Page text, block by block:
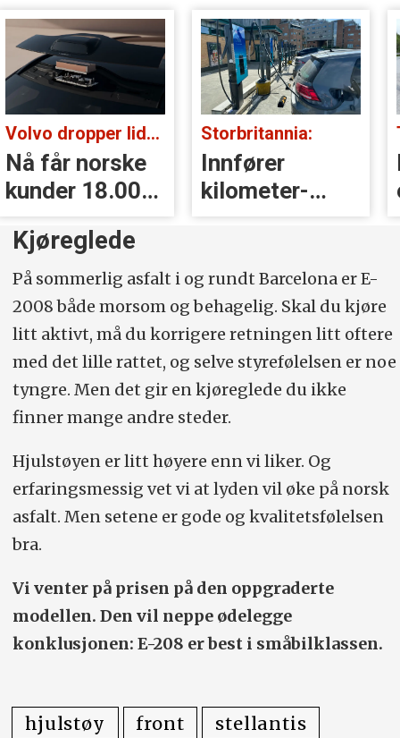
Storbritannia:
Innfører
kilometer­
avgift for
elbiler
Tatt i kontroll:
Kjørte med
eksosanlegget
på taket (!)
Kjøreglede
På sommerlig asfalt i og rundt Barcelona er E-
2008 både morsom og behagelig. Skal du kjøre
litt aktivt, må du korrigere retningen litt oftere
med det lille rattet, og selve styrefølelsen er noe
tyngre. Men det gir en kjøreglede du ikke
finner mange andre steder.
Hjulstøyen er litt høyere enn vi liker. Og
erfaringsmessig vet vi at lyden vil øke på norsk
asfalt. Men setene er gode og kvalitetsfølelsen
bra.
Vi venter på prisen på den oppgraderte
modellen. Den vil neppe ødelegge
konklusjonen: E-208 er best i småbilklassen.
hjulstøy front
stellantis